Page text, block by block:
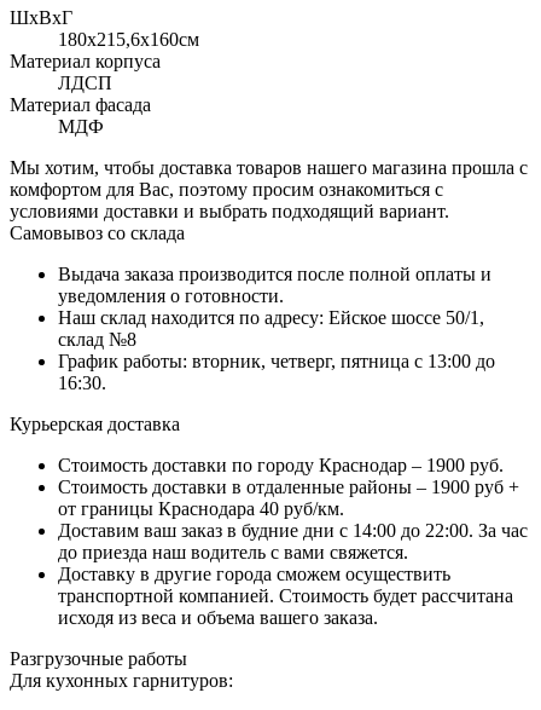
ШхВхГ
180x215,6х160см
Материал корпуса
ЛДСП
Материал фасада
МДФ
Мы хотим, чтобы доставка товаров нашего магазина прошла с
комфортом для Вас, поэтому просим ознакомиться с
условиями доставки и выбрать подходящий вариант.
Самовывоз со склада
Выдача заказа производится после полной оплаты и
уведомления о готовности.
Наш склад находится по адресу: Ейское шоссе 50/1,
склад №8
График работы: вторник, четверг, пятница с 13:00 до
16:30.
Курьерская доставка
Стоимость доставки по городу Краснодар – 1900 руб.
Стоимость доставки в отдаленные районы – 1900 руб +
от границы Краснодара 40 руб/км.
Доставим ваш заказ в будние дни с 14:00 до 22:00. За час
до приезда наш водитель с вами свяжется.
Доставку в другие города сможем осуществить
транспортной компанией. Стоимость будет рассчитана
исходя из веса и объема вашего заказа.
Разгрузочные работы
Для кухонных гарнитуров: